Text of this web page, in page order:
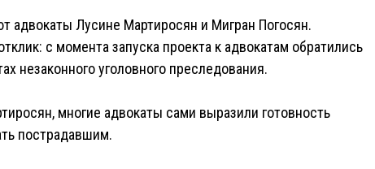
адвокаты Лусине Мартиросян и Мигран Погосян.
с момента запуска проекта к адвокатам обратились
незаконного уголовного преследования.
многие адвокаты сами выразили готовность
пострадавшим.